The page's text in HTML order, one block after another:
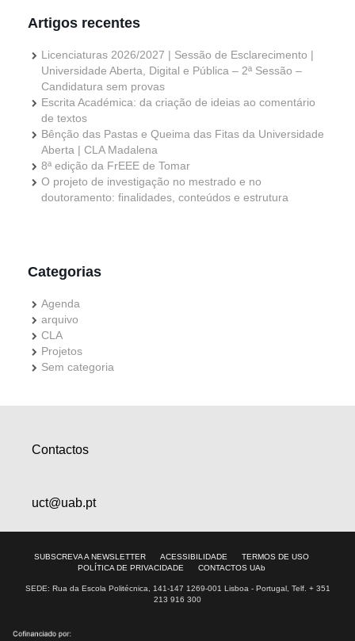
Artigos recentes
Licenciaturas 2026/2027 | Sessão de Esclarecimento |
Universidade Aberta, Digital e Pública – 2ª Sessão –
Candidatura sem provas
Escrita Académica: da criação de ideias ao comentário
de textos
Bênção das Pastas e Queima das Fitas da Universidade
Aberta | CLA Madalena
8ª edição da FrEEE de Tomar
O projeto de investigação no mestrado e no
doutoramento: finalidades, conteúdos e estrutura
Categorias
Agenda
arquivo
CLA
Projetos
Sem categoria
Contactos
uct@uab.pt
SUBSCREVA A NEWSLETTER ACESSIBILIDADE
TERMOS DE USO
POLÍTICA DE PRIVACIDADE
CONTACTOS UAb
SEDE: Rua da Escola Politécnica, 141-147 1269-001 Lisboa - Portugal, Telf. + 351
213 916 300